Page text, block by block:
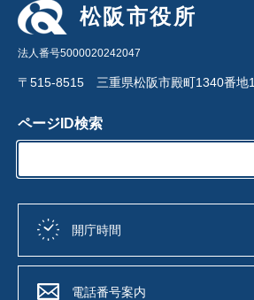
松阪市役所
法人番号5000020242047
〒515-8515 三重県松阪市殿町1340番地1
ページID検索
開庁時間
電話番号案内